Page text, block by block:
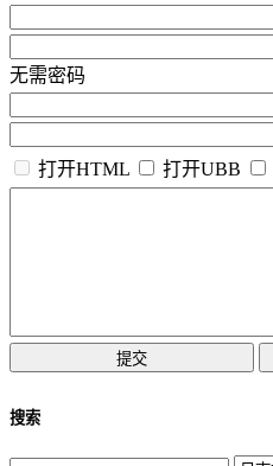
无需密码
打开HTML
打开UBB
搜索